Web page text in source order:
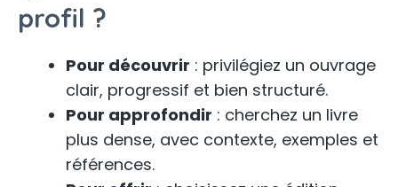
profil ?
Pour découvrir : privilégiez un ouvrage
clair, progressif et bien structuré.
Pour approfondir : cherchez un livre
plus dense, avec contexte, exemples et
références.